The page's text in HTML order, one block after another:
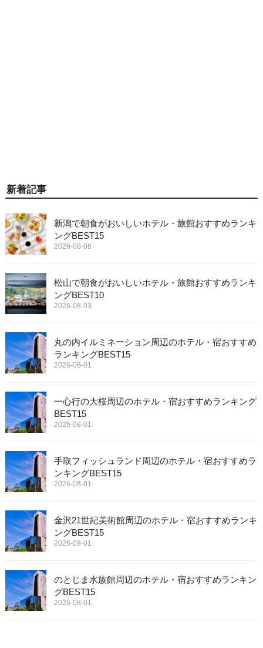
新着記事
新潟で朝食がおいしいホテル・旅館おすすめランキ
ングBEST15
2026-08-06
松山で朝食がおいしいホテル・旅館おすすめランキ
ングBEST10
2026-08-03
丸の内イルミネーション周辺のホテル・宿おすすめ
ランキングBEST15
2026-08-01
一心行の大桜周辺のホテル・宿おすすめランキング
BEST15
2026-08-01
手取フィッシュランド周辺のホテル・宿おすすめラ
ンキングBEST15
2026-08-01
金沢21世紀美術館周辺のホテル・宿おすすめランキ
ングBEST15
2026-08-01
のとじま水族館周辺のホテル・宿おすすめランキン
グBEST15
2026-08-01